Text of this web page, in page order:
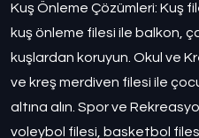
Kuş Önleme Çözümleri: Kuş
kuş önleme filesi ile balkon,
kuşlardan koruyun. Okul ve
ve kreş merdiven filesi ile
altına alın. Spor ve
voleybol filesi, basketbol